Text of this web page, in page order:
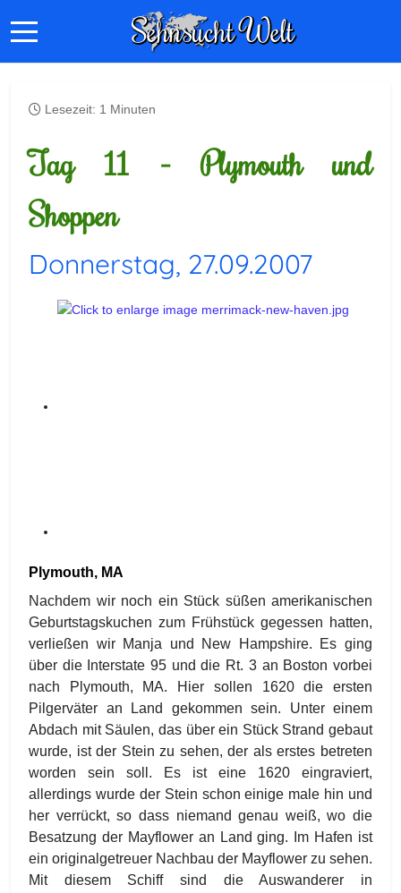
Lesezeit: 1 Minuten
Tag 11 - Plymouth und
Shoppen
Donnerstag, 27.09.2007
Plymouth, MA
Nachdem wir noch ein Stück süßen amerikanischen
Geburtstagskuchen zum Frühstück gegessen hatten,
verließen wir Manja und New Hampshire. Es ging
über die Interstate 95 und die Rt. 3 an Boston vorbei
nach Plymouth, MA. Hier sollen 1620 die ersten
Pilgerväter an Land gekommen sein. Unter einem
Abdach mit Säulen, das über ein Stück Strand gebaut
wurde, ist der Stein zu sehen, der als erstes betreten
worden sein soll. Es ist eine 1620 eingraviert,
allerdings wurde der Stein schon einige male hin und
her verrückt, so dass niemand genau weiß, wo die
Besatzung der Mayflower an Land ging. Im Hafen ist
ein originalgetreuer Nachbau der Mayflower zu sehen.
Mit diesem Schiff sind die Auswanderer in